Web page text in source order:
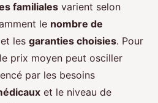
familiales varient selon
le nombre de
les garanties choisies. Pour
prix moyen peut osciller
par les besoins
et le niveau de